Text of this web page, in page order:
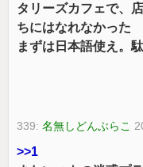
タリーズカフェで、
ちにはなれなかった
まずは日本語使え。
339:名無しどんぶらこ
>>1